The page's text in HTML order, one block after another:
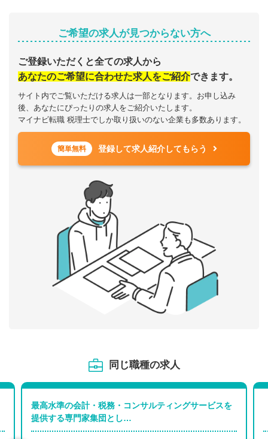
ご希望の求人が見つからない方へ
ご登録いただくと全ての求人から
あなたのご希望に合わせた求人をご紹介できます。
サイト内でご覧いただける求人は一部となります。お申し込み
後、あなたにぴったりの求人をご紹介いたします。
マイナビ転職 税理士でしか取り扱いのない企業も多数あります。
簡単無料 登録して求人紹介してもらう
同じ職種の求人
最高水準の会計・税務・コンサルティングサービスを
提供する専門家集団とし…